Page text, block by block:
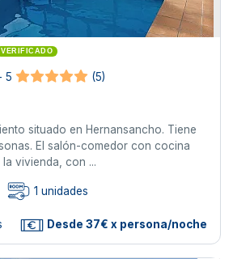
VERIFICADO
5
(5)
situado en Hernansancho. Tiene
El salón-comedor con cocina
vivienda, con ...
1 unidades
Desde 37€ x persona/noche